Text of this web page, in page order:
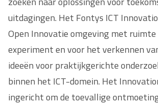
uitdagingen. Het Fontys ICT
Open Innovatie omgeving met
experiment en voor het verkennen
ideeën voor praktijkgerichte
binnen het ICT-domein. Het
ingericht om de toevallige